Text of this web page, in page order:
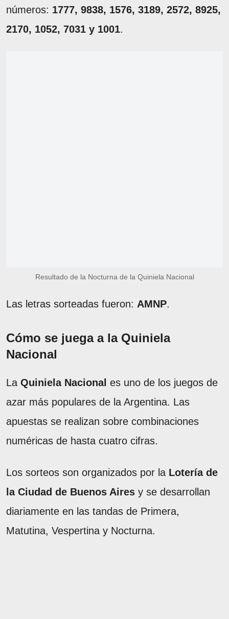
números: 1777, 9838, 1576, 3189, 2572, 8925,
2170, 1052, 7031 y 1001.
Resultado de la Nocturna de la Quiniela Nacional
Las letras sorteadas fueron: AMNP.
Cómo se juega a la Quiniela
Nacional
La Quiniela Nacional es uno de los juegos de
azar más populares de la Argentina. Las
apuestas se realizan sobre combinaciones
numéricas de hasta cuatro cifras.
Los sorteos son organizados por la Lotería de
la Ciudad de Buenos Aires y se desarrollan
diariamente en las tandas de Primera,
Matutina, Vespertina y Nocturna.